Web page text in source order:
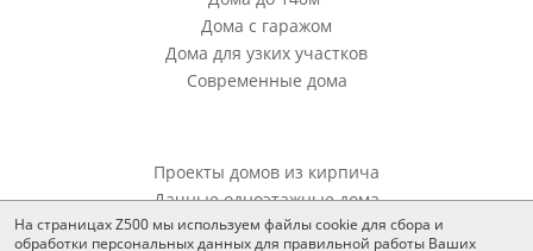
Дома с гаражом
Дома для узких участков
Современные дома
Проекты домов из кирпича
Дачные одноэтажные дома
На страницах Z500 мы используем файлы cookie для сбора и
обработки персональных данных для правильной работы Ваших